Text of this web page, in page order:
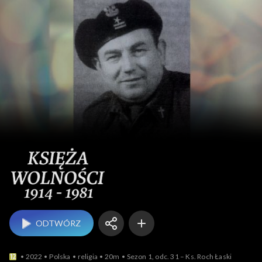
ODTWÓRZ
2022 Polska religia 20m Sezon 1, odc. 31 – Ks. Roch Łaski